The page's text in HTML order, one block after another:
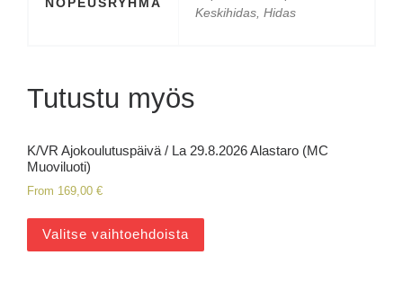
Keskihidas, Hidas
Tutustu myös
K/VR Ajokoulutuspäivä / La 29.8.2026 Alastaro (MC
Muoviluoti)
From 169,00 €
Valitse vaihtoehdoista